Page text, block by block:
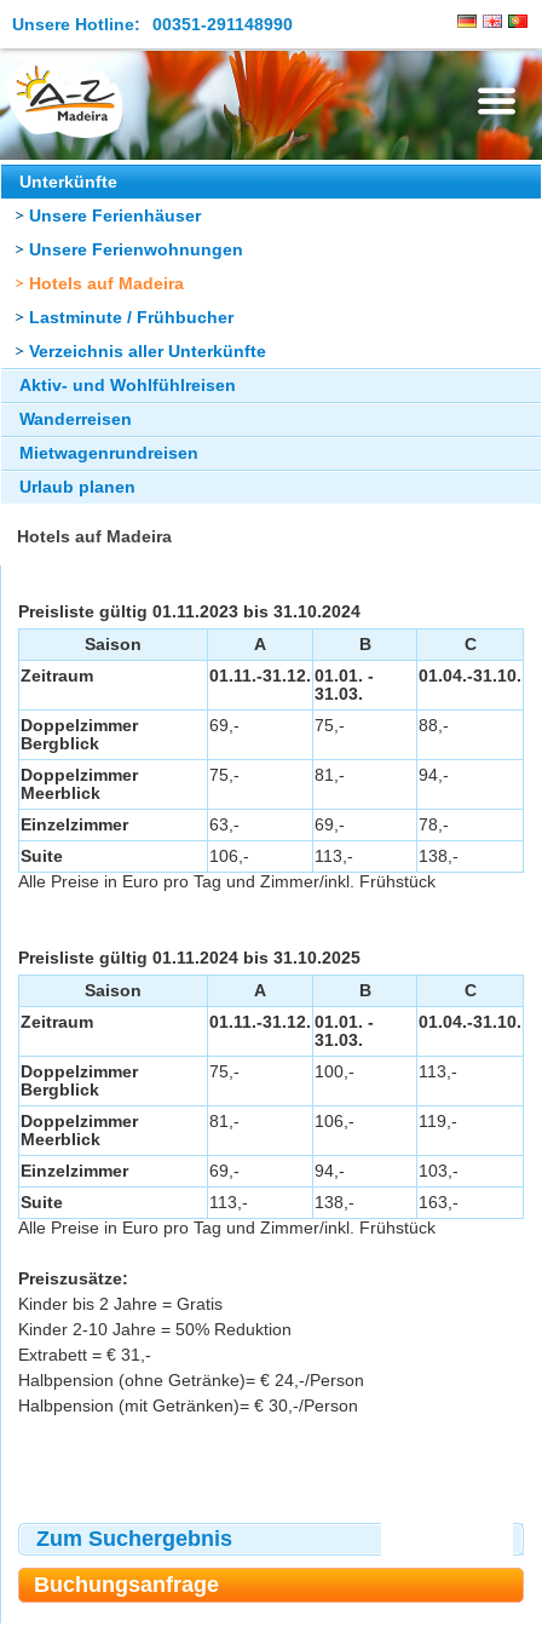
Unsere Hotline: 00351-291148990
Die Insel
Madeira Erleben
Aktuelles
Reiseangebote
Kontakt
Unterkünfte
Unsere Ferienhäuser
Unsere Ferienwohnungen
Hotels auf Madeira
Lastminute / Frühbucher
Verzeichnis aller Unterkünfte
Aktiv- und Wohlfühlreisen
Wanderreisen
Mietwagenrundreisen
Urlaub planen
Hotels auf Madeira
Preisliste gültig 01.11.2023 bis 31.10.2024
Saison
A B
C
Zeitraum
01.11.-31.12. 01.01. -
31.03.
01.04.-31.10.
Doppelzimmer
Bergblick
69,- 75,- 88,-
Doppelzimmer
Meerblick
75,- 81,- 94,-
Einzelzimmer 63,- 69,-
78,-
Suite
106,- 113,-
138,-
Alle Preise in Euro pro Tag und Zimmer/inkl. Frühstück
Preisliste gültig 01.11.2024 bis 31.10.2025
Saison
A B
C
Zeitraum
01.11.-31.12. 01.01. -
31.03.
01.04.-31.10.
Doppelzimmer
Bergblick
75,- 100,- 113,-
Doppelzimmer
Meerblick
81,- 106,- 119,-
Einzelzimmer 69,- 94,-
103,-
Suite
113,- 138,-
163,-
Alle Preise in Euro pro Tag und Zimmer/inkl. Frühstück
Preiszusätze:
Kinder bis 2 Jahre = Gratis
Kinder 2-10 Jahre = 50% Reduktion
Extrabett = € 31,-
Halbpension (ohne Getränke)= € 24,-/Person
Halbpension (mit Getränken)= € 30,-/Person
Zum Suchergebnis
Buchungsanfrage